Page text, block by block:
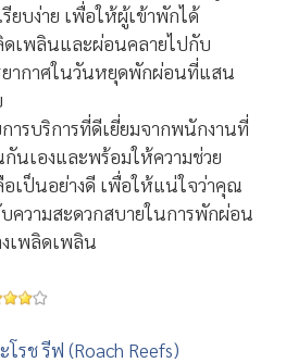
ยบง่าย เพื่อให้ผู้เข้าพักได้
ดเพลินและผ่อนคลายไปกับ
ยากาศในวันหยุดพักผ่อนที่แสน
ารบริการที่ดีเยี่ยมจากพนักงานที่
กันเองและพร้อมให้ความช่วย
อเป็นอย่างดี เพื่อให้แน่ใจว่าคุณ
ความสะดวกสบายในการพักผ่อน
เพลิดเพลิน
โรช รีฟ (Roach Reefs)